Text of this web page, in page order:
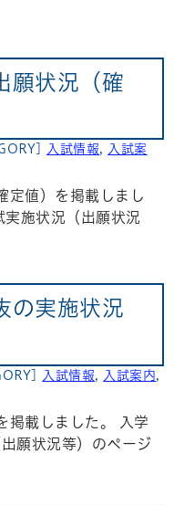
願状況（確
入試情報,
入試案
値）を掲載しまし
施状況（出願状況
の実施状況
入試情報 入試案内
掲載しました。 入学
願状況等）のページ